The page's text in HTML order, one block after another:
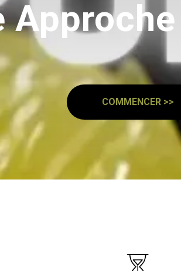
COMMENCER >>